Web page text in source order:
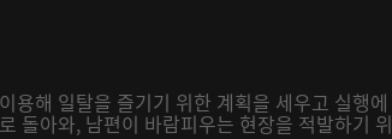
용해 일탈을 즐기기 위한 계획을 세우고 실행에
돌아와, 남편이 바람피우는 현장을 적발하기 위